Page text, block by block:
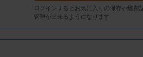
ログインするとお気に入りの保存や燃費
管理が出来るようになります